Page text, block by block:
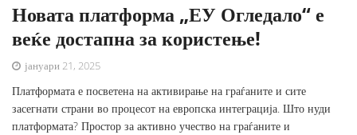
Новата платформа „ЕУ Огледало“ е
веќе достапна за користење!
јануари 21, 2025
Платформата е посветена на активирање на граѓаните и сите
засегнати страни во процесот на европска интеграција. Што нуди
платформата? Простор за активно учество на граѓаните и